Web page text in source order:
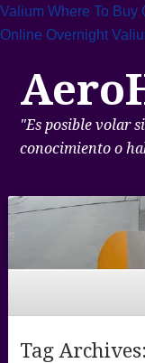
Valium Where To Buy
Online Overnight
"Es posible volar
conocimiento o
Tag Archives: